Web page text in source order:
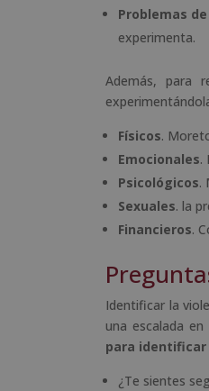
Problemas
experimenta.
Además, para
Físicos.
Emocionales.
Psicológicos.
Sexuales. la
Financieros.
Identificar la
una escalada
para identificar
¿Te sientes